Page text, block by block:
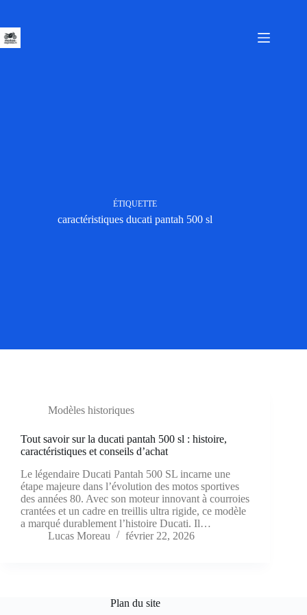
contenu
ÉTIQUETTE
caractéristiques ducati pantah 500 sl
Modèles historiques
Tout savoir sur la ducati pantah 500 sl : histoire,
caractéristiques et conseils d’achat
Le légendaire Ducati Pantah 500 SL incarne une
étape majeure dans l’évolution des motos sportives
des années 80. Avec son moteur innovant à courroies
crantées et un cadre en treillis ultra rigide, ce modèle
a marqué durablement l’histoire Ducati. Il…
Lucas Moreau
février 22, 2026
Plan du site